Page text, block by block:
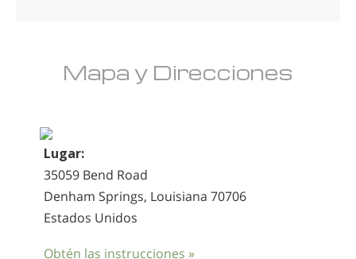
Mapa y Direcciones
Lugar:
35059 Bend Road
Denham Springs, Louisiana 70706
Estados Unidos
Obtén las instrucciones »